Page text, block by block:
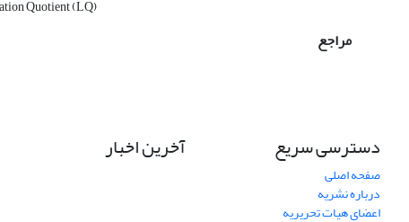
Quotient (LQ)
مراجع
دسترسی سریع
صفحه اصلی
درباره نشریه
اعضای هیات تحریریه
آخرین اخبار